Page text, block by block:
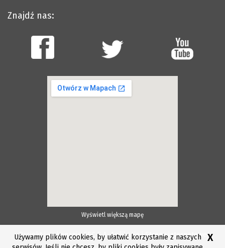
Znajdź nas:
Wyświetl większą mapę
Projekt i wykonanie ESC S.A. Aplikacje i Strony internetowe
Używamy plików cookies, by ułatwić korzystanie z naszych
X